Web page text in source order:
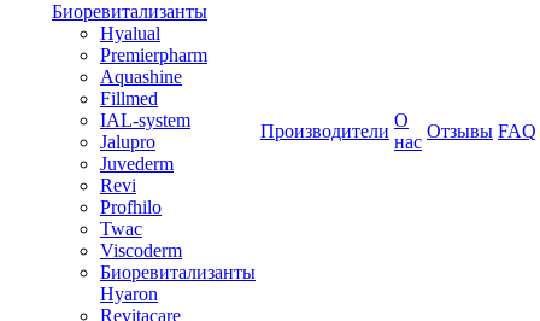
Биоревитализанты
Hyalual
Premierpharm
Aquashine
Fillmed
IAL-system
Jalupro
Juvederm
Revi
Profhilo
Twac
Viscoderm
Биоревитализанты
Hyaron
Revitacare
Производители
О
нас
Отзывы FAQ